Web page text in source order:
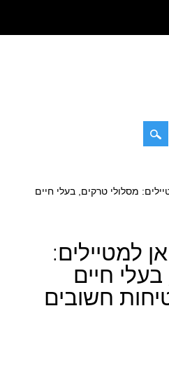
מסלולי טרקים, בעלי חיים
למטיילים:
חיים
חשובים